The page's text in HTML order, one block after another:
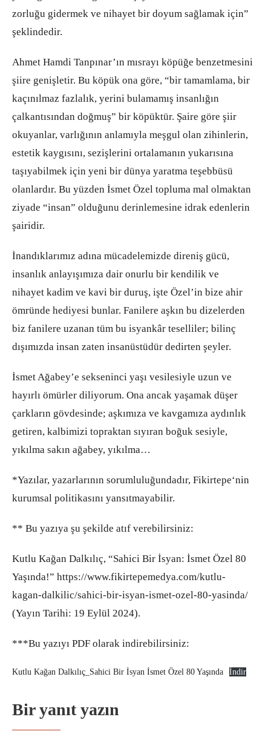
zorluğu gidermek ve nihayet bir doyum sağlamak için”
şeklindedir.
Ahmet Hamdi Tanpınar’ın mısrayı köpüğe benzetmesini
şiire genişletir. Bu köpük ona göre, “bir tamamlama, bir
kaçınılmaz fazlalık, yerini bulamamış insanlığın
çalkantısından doğmuş” bir köpüktür. Şaire göre şiir
okuyanlar, varlığının anlamıyla meşgul olan zihinlerin,
estetik kaygısını, sezişlerini ortalamanın yukarısına
taşıyabilmek için yeni bir dünya yaratma teşebbüsü
olanlardır. Bu yüzden İsmet Özel topluma mal olmaktan
ziyade “insan” olduğunu derinlemesine idrak edenlerin
şairidir.
İnandıklarımız adına mücadelemizde direniş gücü,
insanlık anlayışımıza dair onurlu bir kendilik ve
nihayet kadim ve kavi bir duruş, işte Özel’in bize ahir
ömründe hediyesi bunlar. Fanilere aşkın bu dizelerden
biz fanilere uzanan tüm bu isyankâr teselliler; bilinç
dışımızda insan zaten insanüstüdür dedirten şeyler.
İsmet Ağabey’e sekseninci yaşı vesilesiyle uzun ve
hayırlı ömürler diliyorum. Ona ancak yaşamak düşer
çarkların gövdesinde; aşkımıza ve kavgamıza aydınlık
getiren, kalbimizi topraktan sıyıran boğuk sesiyle,
yıkılma sakın ağabey, yıkılma…
*Yazılar, yazarlarının sorumluluğundadır, Fikirtepe‘nin
kurumsal politikasını yansıtmayabilir.
** Bu yazıya şu şekilde atıf verebilirsiniz:
Kutlu Kağan Dalkılıç, “Sahici Bir İsyan: İsmet Özel 80
Yaşında!” https://www.fikirtepemedya.com/kutlu-
kagan-dalkilic/sahici-bir-isyan-ismet-ozel-80-yasinda/
(Yayın Tarihi: 19 Eylül 2024).
***Bu yazıyı PDF olarak indirebilirsiniz:
Kutlu Kağan Dalkılıç_Sahici Bir İsyan İsmet Özel 80 Yaşında İndir
Bir yanıt yazın